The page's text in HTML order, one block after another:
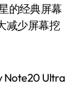
的经典屏幕
减少屏幕挖